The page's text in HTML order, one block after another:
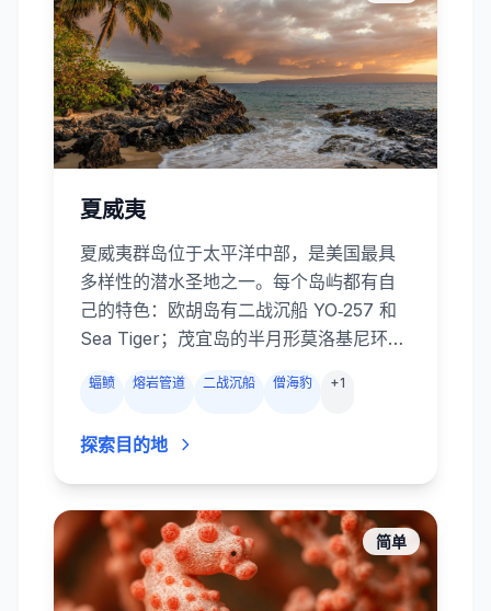
的珊瑚坡到紧张刺激的强流通道，堪称大
型远洋生物的乐园。
夏威夷
夏威夷群岛位于太平洋中部，是美国最具
多样性的潜水圣地之一。每个岛屿都有自
己的特色：欧胡岛有二战沉船 YO‑257 和
Sea Tiger；茂宜岛的半月形莫洛基尼环礁
纳海岸以熔岩洞穴、黑水漂潜和著名的蝠
门、夏威夷僧海豹和壮观的海底峭壁。全
年水温温暖，能见度常常超过 25 米，适合
新手和有经验的潜水员。你可以看到绿海
龟、礁鲨、蝠鲼、海豚以及季节性的座头
鲸，还有大量夏威夷特有鱼类。
蝠鲼 熔岩管道 二战沉船 僧海豹 +1
探索目的地
简单